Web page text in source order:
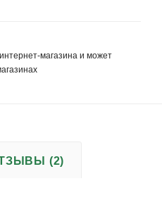
магазина и может
(2)